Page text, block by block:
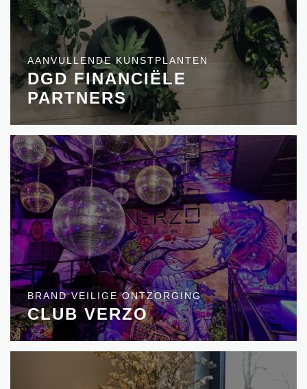
AANVULLENDE KUNSTPLANTEN
DGD FINANCIËLE
PARTNERS
BRAND VEILIGE ONTZORGING
CLUB VERZO